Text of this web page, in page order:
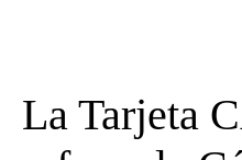
La Tarjeta